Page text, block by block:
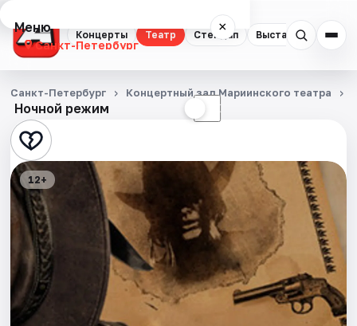
Концерты Театр Стендап Выставки
Меню ×
Санкт-Петербург
Концерты
Театр
Стендап
Выставки
Квесты
Экскурсии
Спорт
Ночной режим ☾
Санкт-Петербург Концертный зал Мариинского театра
12+